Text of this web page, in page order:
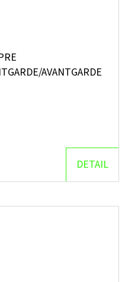
AVANTGARDE
DETAIL